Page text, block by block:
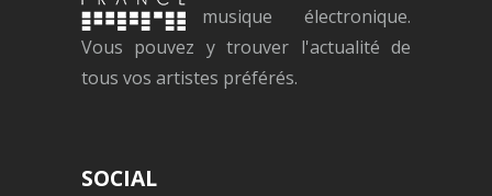
musique électronique.
Vous pouvez y trouver l'actualité de
tous vos artistes préférés.
SOCIAL